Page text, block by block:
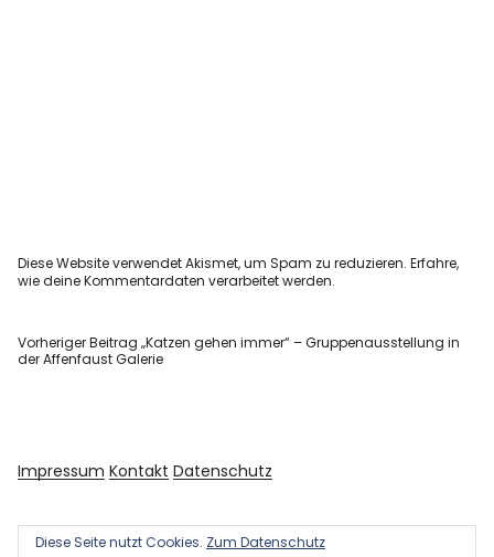
Diese Website verwendet Akismet, um Spam zu reduzieren.Erfahre,
wie deine Kommentardaten verarbeitet werden.
Vorheriger Beitrag „Katzen gehen immer“ – Gruppenausstellung in
der Affenfaust Galerie
Impressum Kontakt Datenschutz
Diese Seite nutzt Cookies. Zum Datenschutz